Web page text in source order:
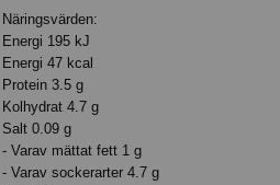
Näringsvärden:
Energi 195 kJ
Energi 47 kcal
Protein 3.5 g
Kolhydrat 4.7 g
Salt 0.09 g
- Varav mättat fett 1 g
- Varav sockerarter 4.7 g